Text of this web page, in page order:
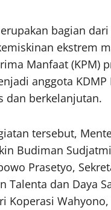
bagian
ekstrem
Manfaat (KPM)
anggota
dan berkelanjutan.
tersebut,
Budiman
Prasetyo,
Talenta dan Daya
Koperasi